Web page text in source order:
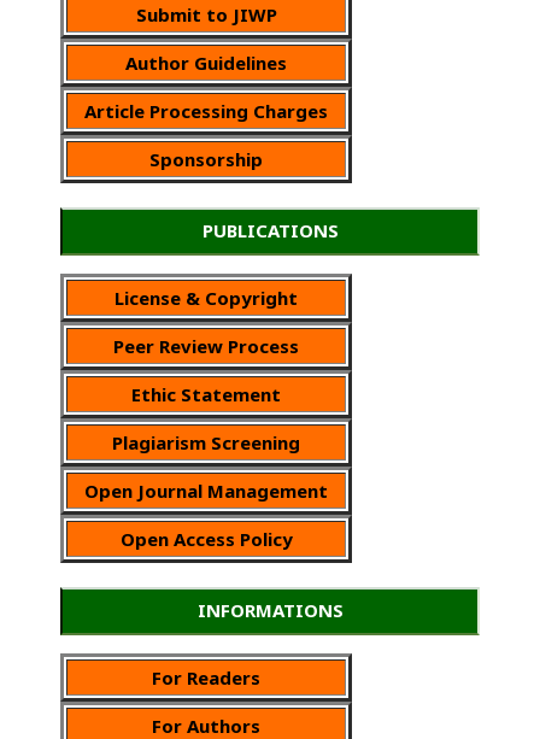
Submit to JIWP
Author Guidelines
Article Processing Charges
Sponsorship
PUBLICATIONS
License & Copyright
Peer Review Process
Ethic Statement
Plagiarism Screening
Open Journal Management
Open Access Policy
INFORMATIONS
For Readers
For Authors